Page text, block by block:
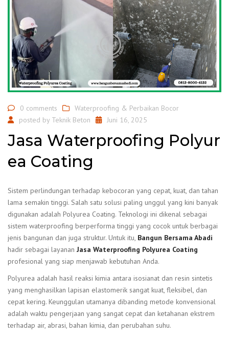
0 comments
Waterproofing & Perbaikan Bocor
posted by Teknik Beton Juni 16, 2025
Jasa Waterproofing Polyur
ea Coating
Sistem perlindungan terhadap kebocoran yang cepat, kuat, dan tahan
lama semakin tinggi. Salah satu solusi paling unggul yang kini banyak
digunakan adalah Polyurea Coating. Teknologi ini dikenal sebagai
sistem waterproofing berperforma tinggi yang cocok untuk berbagai
jenis bangunan dan juga struktur. Untuk itu, Bangun Bersama Abadi
hadir sebagai layanan Jasa Waterproofing Polyurea Coating
profesional yang siap menjawab kebutuhan Anda.
Polyurea adalah hasil reaksi kimia antara isosianat dan resin sintetis
yang menghasilkan lapisan elastomerik sangat kuat, fleksibel, dan
cepat kering. Keunggulan utamanya dibanding metode konvensional
adalah waktu pengerjaan yang sangat cepat dan ketahanan ekstrem
terhadap air, abrasi, bahan kimia, dan perubahan suhu.